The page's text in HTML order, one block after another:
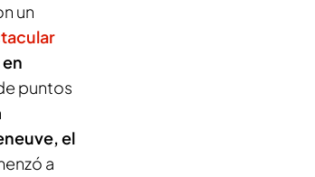
un
puntos
el
a